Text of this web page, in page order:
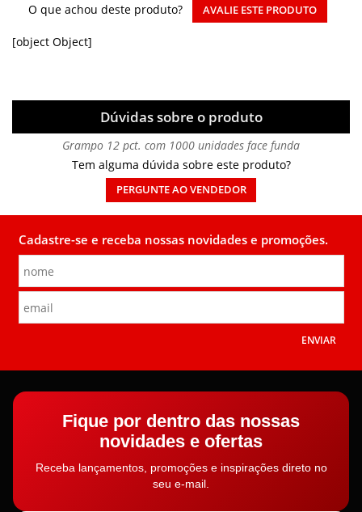
O que achou deste produto? AVALIE ESTE PRODUTO
[object Object]
Dúvidas sobre o produto
Grampo 12 pct. com 1000 unidades face funda
Tem alguma dúvida sobre este produto?
PERGUNTE AO VENDEDOR
Cadastre-se e receba nossas novidades e promoções.
ENVIAR
Fique por dentro das nossas
novidades e ofertas
Receba lançamentos, promoções e inspirações direto no
seu e-mail.